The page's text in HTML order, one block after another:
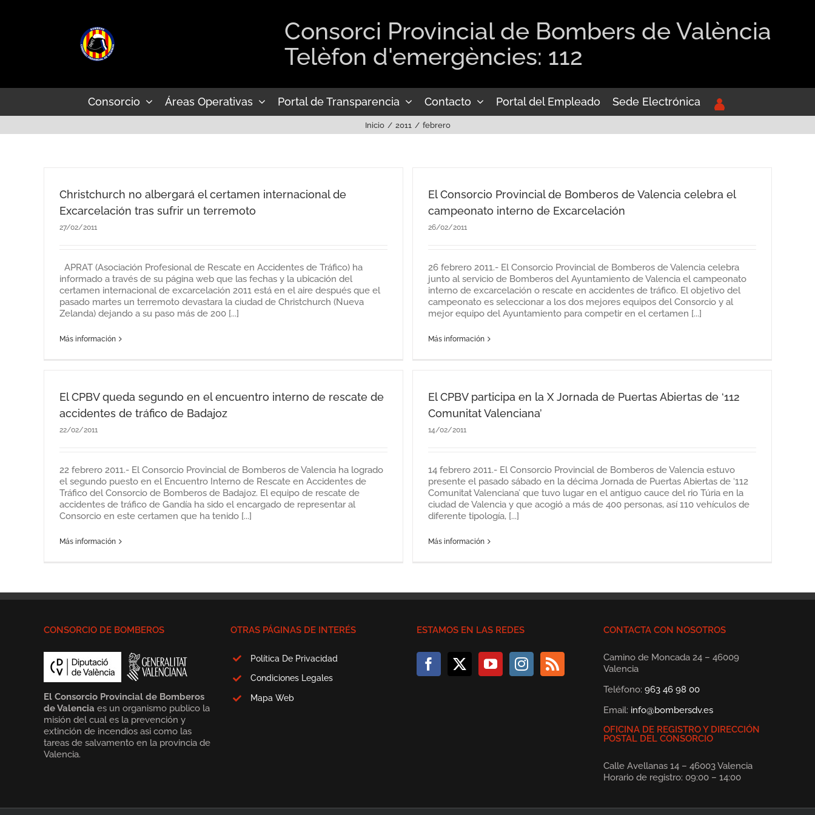
Consorci Provincial de Bombers de València
Telèfon d'emergències: 112
Consorcio Áreas Operativas Portal de Transparencia Contacto Portal del Empleado Sede Electrónica
Inicio 2011 febrero
Christchurch no albergará el certamen internacional de
Excarcelación tras sufrir un terremoto
27/02/2011
APRAT (Asociación Profesional de Rescate en Accidentes de Tráfico) ha
informado a través de su página web que las fechas y la ubicación del
certamen internacional de excarcelación 2011 está en el aire después que el
pasado martes un terremoto devastara la ciudad de Christchurch (Nueva
Zelanda) dejando a su paso más de 200 [...]
Más información
El Consorcio Provincial de Bomberos de Valencia celebra el
campeonato interno de Excarcelación
26/02/2011
26 febrero 2011.- El Consorcio Provincial de Bomberos de Valencia celebra
junto al servicio de Bomberos del Ayuntamiento de Valencia el campeonato
interno de excarcelación o rescate en accidentes de tráfico. El objetivo del
campeonato es seleccionar a los dos mejores equipos del Consorcio y al
mejor equipo del Ayuntamiento para competir en el certamen [...]
Más información
El CPBV queda segundo en el encuentro interno de rescate de
accidentes de tráfico de Badajoz
22/02/2011
22 febrero 2011.- El Consorcio Provincial de Bomberos de Valencia ha logrado
el segundo puesto en el Encuentro Interno de Rescate en Accidentes de
Tráfico del Consorcio de Bomberos de Badajoz. El equipo de rescate de
accidentes de tráfico de Gandía ha sido el encargado de representar al
Consorcio en este certamen que ha tenido [...]
Más información
El CPBV participa en la X Jornada de Puertas Abiertas de ‘112
Comunitat Valenciana’
14/02/2011
14 febrero 2011.- El Consorcio Provincial de Bomberos de Valencia estuvo
presente el pasado sábado en la décima Jornada de Puertas Abiertas de ‘112
Comunitat Valenciana’ que tuvo lugar en el antiguo cauce del rio Túria en la
ciudad de Valencia y que acogió a más de 400 personas, así 110 vehículos de
diferente tipología, [...]
Más información
CONSORCIO DE BOMBEROS
El Consorcio Provincial de Bomberos
de Valencia es un organismo publico la
misión del cual es la prevención y
extinción de incendios asi como las
tareas de salvamento en la provincia de
Valencia.
OTRAS PÁGINAS DE INTERÉS
Política De Privacidad
Condiciones Legales
Mapa Web
ESTAMOS EN LAS REDES CONTACTA CON NOSOTROS
Camino de Moncada 24 – 46009
Valencia
Teléfono: 963 46 98 00
Email: info@bombersdv.es
OFICINA DE REGISTRO Y DIRECCIÓN
POSTAL DEL CONSORCIO
Calle Avellanas 14 – 46003 Valencia
Horario de registro: 09:00 – 14:00